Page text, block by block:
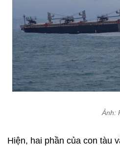
Ảnh:
Hiện, hai phần của con tàu